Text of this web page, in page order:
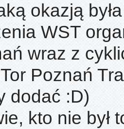
okazją
WST
wraz z
Poznań
dodać :D)
kto nie był